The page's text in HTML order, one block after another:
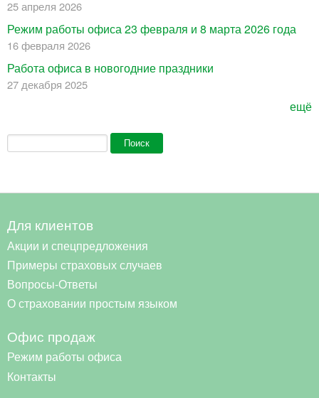
25 апреля 2026
Режим работы офиса 23 февраля и 8 марта 2026 года
16 февраля 2026
Работа офиса в новогодние праздники
27 декабря 2025
ещё
Форма поиска
Поиск
Для клиентов
Акции и спецпредложения
Примеры страховых случаев
Вопросы-Ответы
О страховании простым языком
Офис продаж
Режим работы офиса
Контакты